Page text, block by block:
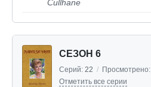
Cullhane
СЕЗОН 6
Серий: 22 / Просмотрено:
Отметить все серии